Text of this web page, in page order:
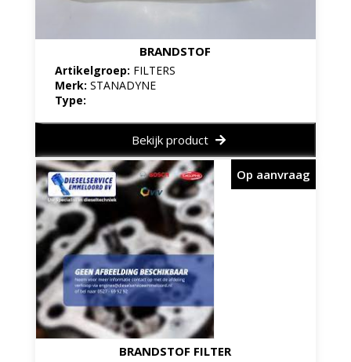
BRANDSTOF
Artikelgroep: FILTERS
Merk: STANADYNE
Type:
Bekijk product
BRANDSTOF FILTER
Op aanvraag